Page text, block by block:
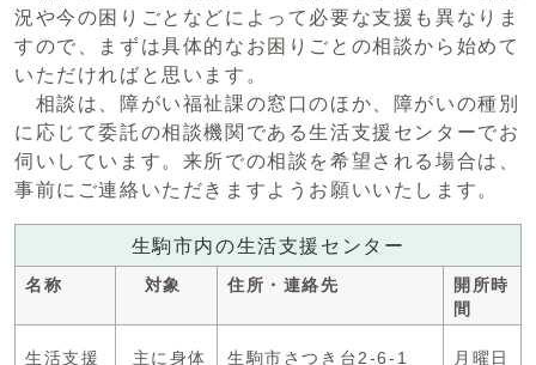
況や今の困りごとなどによって必要な支援も異なりま
すので、まずは具体的なお困りごとの相談から始めて
いただければと思います。
相談は、障がい福祉課の窓口のほか、障がいの種別
に応じて委託の相談機関である生活支援センターでお
伺いしています。来所での相談を希望される場合は、
事前にご連絡いただきますようお願いいたします。
生駒市内の生活支援センター
名称 対象 住所・連絡先
開所時
間
生活支援
主に身体
生駒市さつき台2-6-1
月曜日